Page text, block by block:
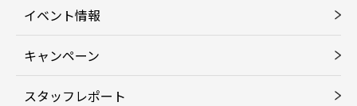
イベント情報
キャンペーン
スタッフレポート